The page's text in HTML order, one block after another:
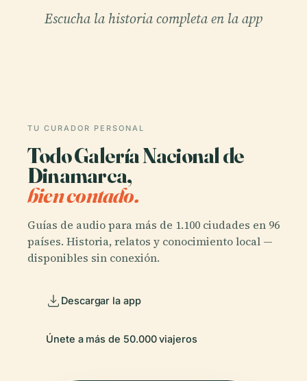
Escucha la historia completa en la app
TU CURADOR PERSONAL
Todo Galería Nacional de
Dinamarca,
bien contado.
Guías de audio para más de 1.100 ciudades en 96
países. Historia, relatos y conocimiento local —
disponibles sin conexión.
Descargar la app
Únete a más de 50.000 viajeros